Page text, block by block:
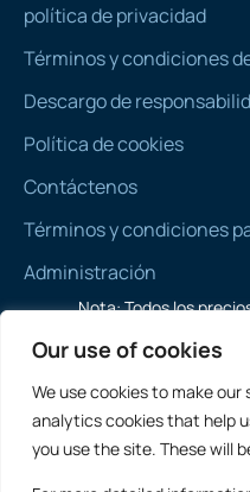
Our use of cookies
We use cookies to make
analytics cookies that help
you use the site. These will
política de privacidad
Términos y condiciones
Descargo de
Política de cookies
Contáctenos
Términos y condiciones
Administración
Nota: Todos los
contrato y
Ventas Internacionales de